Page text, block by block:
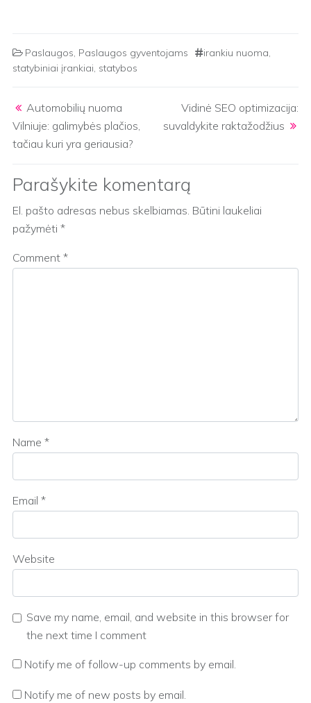
Paslaugos, Paslaugos gyventojams irankiu nuoma,
statybiniai įrankiai, statybos
Automobilių nuoma
Vilniuje: galimybės plačios,
tačiau kuri yra geriausia?
Vidinė SEO optimizacija:
suvaldykite raktažodžius
Parašykite komentarą
El. pašto adresas nebus skelbiamas. Būtini laukeliai
pažymėti *
Comment *
Name *
Email *
Website
Save my name, email, and website in this browser for
the next time I comment
Notify me of follow-up comments by email.
Notify me of new posts by email.